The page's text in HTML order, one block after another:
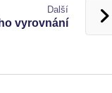
Další
vyrovnání